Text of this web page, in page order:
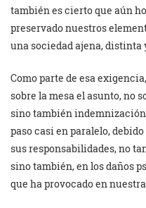
también es cierto que aún
preservado nuestros
una sociedad ajena, distinta
Como parte de esa
sobre la mesa el asunto, no
sino también
paso casi en paralelo,
sus responsabilidades, no
sino también, en los daños
que ha provocado en